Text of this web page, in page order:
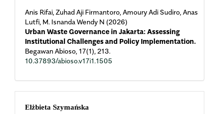
Anis Rifai, Zuhad Aji Firmantoro, Amoury Adi Sudiro, Anas
Lutfi, M. Isnanda Wendy N (2026)
Urban Waste Governance in Jakarta: Assessing
Institutional Challenges and Policy Implementation.
Begawan Abioso, 17(1),213.
10.37893/abioso.v17i1.1505
Main
Elżbieta Szymańska